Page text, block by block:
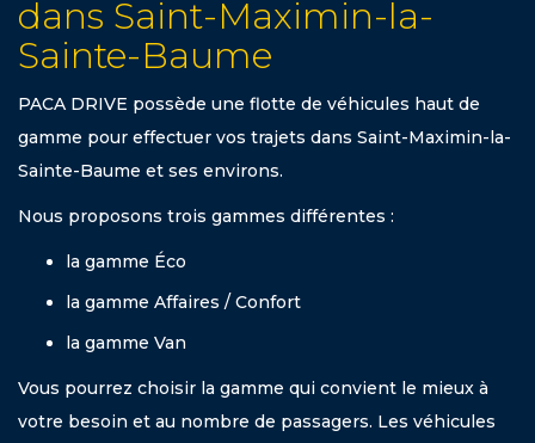
dans Saint-Maximin-la-
Sainte-Baume
PACA DRIVE possède une flotte de véhicules haut de
gamme pour effectuer vos trajets dans Saint-Maximin-la-
Sainte-Baume et ses environs.
Nous proposons trois gammes différentes :
la gamme Éco
la gamme Affaires / Confort
la gamme Van
Vous pourrez choisir la gamme qui convient le mieux à
votre besoin et au nombre de passagers. Les véhicules